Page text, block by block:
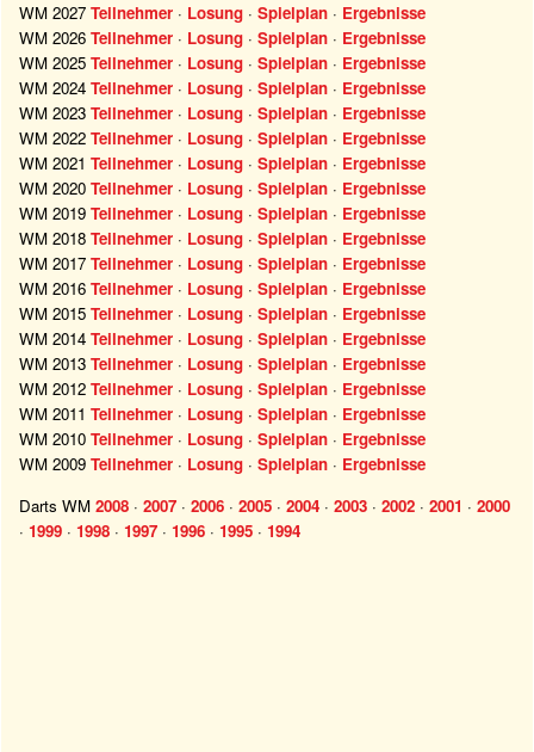
WM 2027 Teilnehmer · Losung · Spielplan · Ergebnisse
WM 2026 Teilnehmer · Losung · Spielplan · Ergebnisse
WM 2025 Teilnehmer · Losung · Spielplan · Ergebnisse
WM 2024 Teilnehmer · Losung · Spielplan · Ergebnisse
WM 2023 Teilnehmer · Losung · Spielplan · Ergebnisse
WM 2022 Teilnehmer · Losung · Spielplan · Ergebnisse
WM 2021 Teilnehmer · Losung · Spielplan · Ergebnisse
WM 2020 Teilnehmer · Losung · Spielplan · Ergebnisse
WM 2019 Teilnehmer · Losung · Spielplan · Ergebnisse
WM 2018 Teilnehmer · Losung · Spielplan · Ergebnisse
WM 2017 Teilnehmer · Losung · Spielplan · Ergebnisse
WM 2016 Teilnehmer · Losung · Spielplan · Ergebnisse
WM 2015 Teilnehmer · Losung · Spielplan · Ergebnisse
WM 2014 Teilnehmer · Losung · Spielplan · Ergebnisse
WM 2013 Teilnehmer · Losung · Spielplan · Ergebnisse
WM 2012 Teilnehmer · Losung · Spielplan · Ergebnisse
WM 2011 Teilnehmer · Losung · Spielplan · Ergebnisse
WM 2010 Teilnehmer · Losung · Spielplan · Ergebnisse
WM 2009 Teilnehmer · Losung · Spielplan · Ergebnisse
Darts WM 2008 · 2007 · 2006 · 2005 · 2004 · 2003 · 2002 · 2001 · 2000
· 1999 · 1998 · 1997 · 1996 · 1995 · 1994